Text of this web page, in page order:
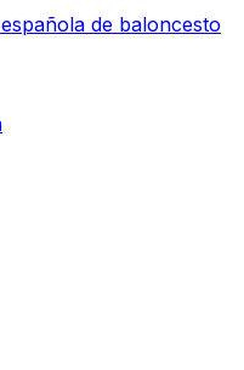
de baloncesto